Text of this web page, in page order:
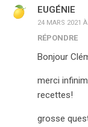
EUGÉNIE
24 MARS 2021
RÉPONDRE
Bonjour
merci
recettes!
grosse